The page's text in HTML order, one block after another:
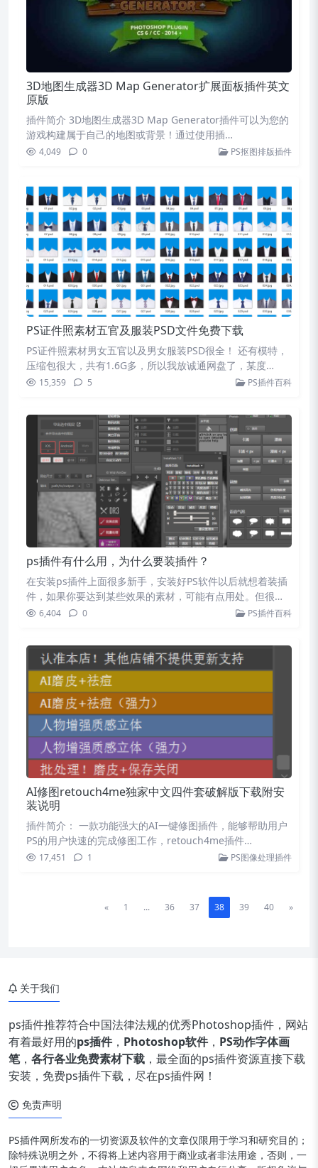
3D地图生成器3D Map Generator扩展面板插件英文
原版
插件简介 3D地图生成器3D Map Generator插件可以为您的
游戏构建属于自己的地图或背景！通过使用插…
4,049 0 PS抠图排版插件
PS证件照素材五官及服装PSD文件免费下载
PS证件照素材男女五官以及男女服装PSD很全！ 还有模特，
压缩包很大，共有1.6G多，所以我放诚通网盘了，某度…
15,359 5 PS插件百科
ps插件有什么用，为什么要装插件？
在安装ps插件上面很多新手，安装好PS软件以后就想着装插
件，如果你要达到某些效果的素材，可能有点用处。但很多
时…6,404 0 PS插件百科
AI修图retouch4me独家中文四件套破解版下载附安
装说明
插件简介： 一款功能强大的AI一键修图插件，能够帮助用户
PS的用户快速的完成修图工作，retouch4me插件…
17,451 1 PS图像处理插件
« 1 ... 36 37 38 39 40 »
关于我们
ps插件推荐符合中国法律法规的优秀Photoshop插件，网站
有着最好用的ps插件， Photoshop软件， PS动作字体画
笔， 各行各业免费素材下载 ，最全面的ps插件资源直接下载
安装，免费ps插件下载，尽在ps插件网！
免责声明
PS插件网所发布的一切资源及软件的文章仅限用于学习和研究目的；
除特殊说明之外，不得将上述内容用于商业或者非法用途，否则，一